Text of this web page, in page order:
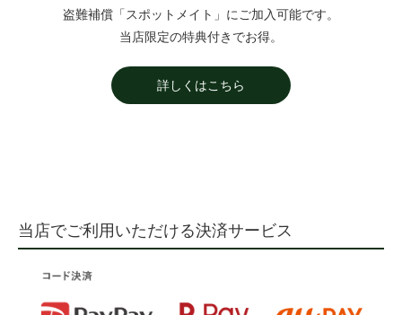
盗難補償「スポットメイト」にご加入可能です。
当店限定の特典付きでお得。
詳しくはこちら
当店でご利用いただける決済サービス